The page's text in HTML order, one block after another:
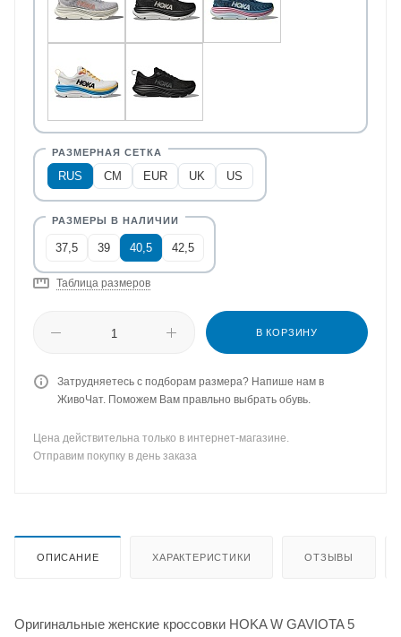
RUS CM EUR UK US
37,5 39 40,5 42,5
Таблица размеров
В КОРЗИНУ
Затрудняетесь с подборам размера? Напише нам в
ЖивоЧат. Поможем Вам правльно выбрать обувь.
Цена действительна только в интернет-магазине.
Отправим покупку в день заказа
ОПИСАНИЕ ХАРАКТЕРИСТИКИ ОТЗЫВЫ
Оригинальные женские кроссовки HOKA W GAVIOTA 5